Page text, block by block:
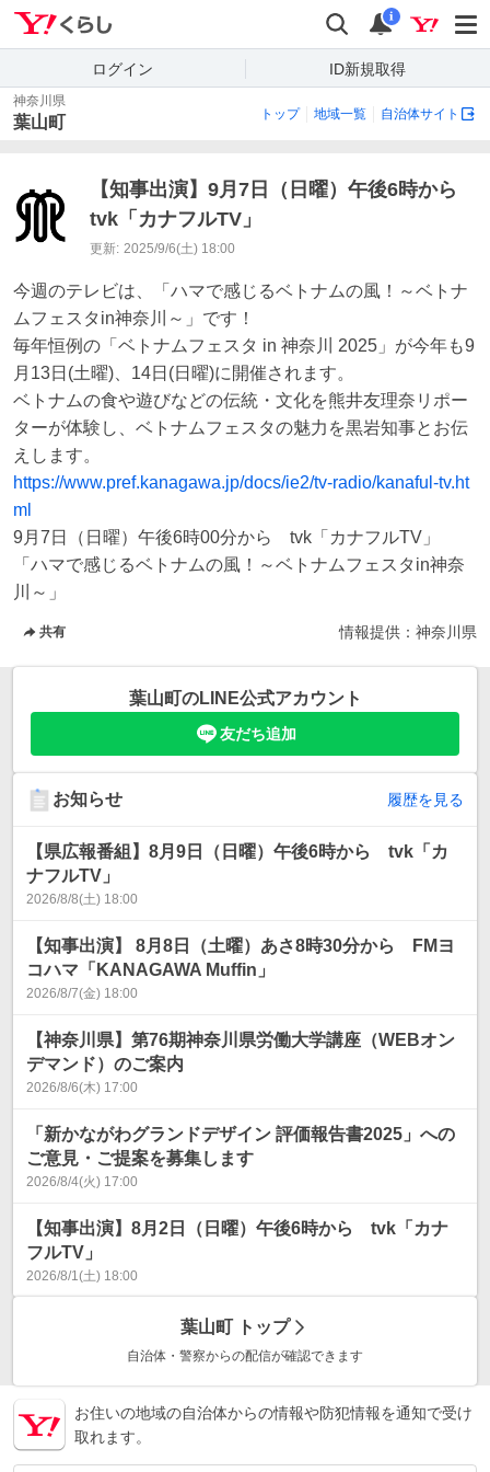
検索 通知
i
ログイン ID新規取得
神奈川県
葉山町 トップ 地域一覧 自治体サイト
【知事出演】9月7日（日曜）午後6時から
tvk「カナフルTV」
更新: 2025/9/6(土) 18:00
今週のテレビは、「ハマで感じるベトナムの風！～ベトナ
ムフェスタin神奈川～」です！
毎年恒例の「ベトナムフェスタ in 神奈川 2025」が今年も9
月13日(土曜)、14日(日曜)に開催されます。
ベトナムの食や遊びなどの伝統・文化を熊井友理奈リポー
ターが体験し、ベトナムフェスタの魅力を黒岩知事とお伝
https://www.pref.kanagawa.jp/docs/ie2/tv-radio/kanaful-tv.ht
ml
9月7日（日曜）午後6時00分から　tvk「カナフルTV」
「ハマで感じるベトナムの風！～ベトナムフェスタin神奈
川～」
共有 情報提供： 神奈川県
葉山町のLINE公式アカウント
友だち追加
お知らせ 履歴を見る
【県広報番組】8月9日（日曜）午後6時から tvk「カ
ナフルTV」
2026/8/8(土) 18:00
【知事出演】 8月8日（土曜）あさ8時30分から FMヨ
コハマ「KANAGAWA Muffin」
2026/8/7(金) 18:00
【神奈川県】第76期神奈川県労働大学講座（WEBオン
デマンド）のご案内
2026/8/6(木) 17:00
「新かながわグランドデザイン 評価報告書2025」への
ご意見・ご提案を募集します
2026/8/4(火) 17:00
【知事出演】8月2日（日曜）午後6時から tvk「カナ
フルTV」
2026/8/1(土) 18:00
葉山町 トップ
自治体・警察からの配信が確認できます
お住いの地域の自治体からの情報や防犯情報を通知で受け
取れます。